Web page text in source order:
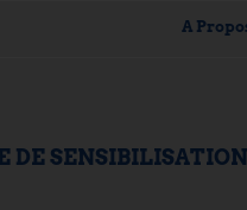
A
DE SENSIBILISATION